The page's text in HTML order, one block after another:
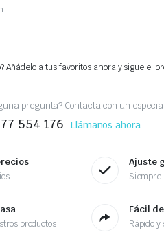
Añádelo a tus favoritos ahora y sigue el
pregunta? Contacta con un
554 176 Llámanos ahora
Ajuste
Siempre
productos
Fácil
Rápido